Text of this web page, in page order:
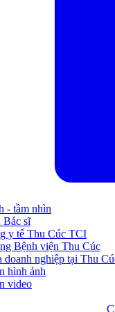
- tầm nhìn
sĩ
y tế Thu Cúc TCI
Bệnh viện Thu Cúc
doanh nghiệp tại Thu
hình ảnh
video